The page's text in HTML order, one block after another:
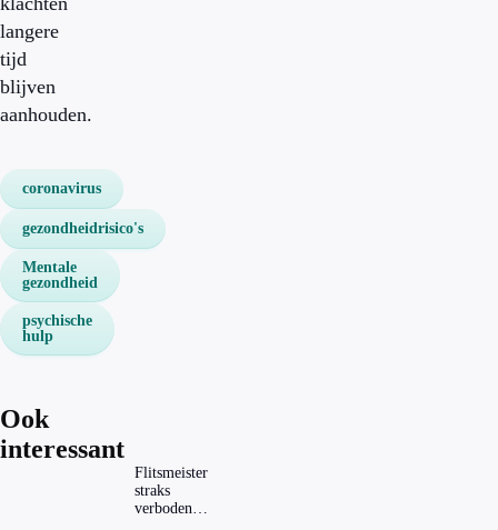
langere
tijd
blijven
aanhouden.
coronavirus
gezondheidrisico's
Mentale
gezondheid
psychische
hulp
Ook
interessant
Flitsmeister
straks
verboden?